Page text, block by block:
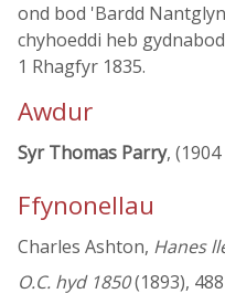
ond bod 'Bardd
chyhoeddi heb
1 Rhagfyr 1835.
Awdur
Syr Thomas Parry,
Ffynonellau
Charles Ashton, Hanes
O.C. hyd 1850(1893), 488